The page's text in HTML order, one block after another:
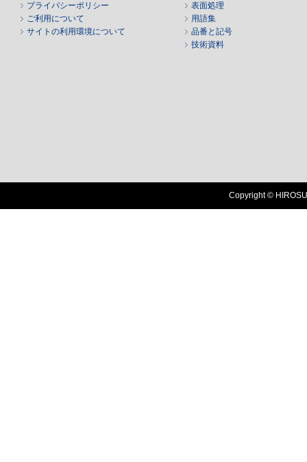
プライバシーポリシー
ご利用について
サイトの利用環境について
表面処理
用語集
品番と記号
技術資料
Copyright ©